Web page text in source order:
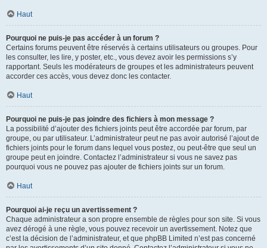
Haut
Pourquoi ne puis-je pas accéder à un forum ?
Certains forums peuvent être réservés à certains utilisateurs ou groupes. Pour
les consulter, les lire, y poster, etc., vous devez avoir les permissions s’y
rapportant. Seuls les modérateurs de groupes et les administrateurs peuvent
accorder ces accès, vous devez donc les contacter.
Haut
Pourquoi ne puis-je pas joindre des fichiers à mon message ?
La possibilité d’ajouter des fichiers joints peut être accordée par forum, par
groupe, ou par utilisateur. L’administrateur peut ne pas avoir autorisé l’ajout de
fichiers joints pour le forum dans lequel vous postez, ou peut-être que seul un
groupe peut en joindre. Contactez l’administrateur si vous ne savez pas
pourquoi vous ne pouvez pas ajouter de fichiers joints sur un forum.
Haut
Pourquoi ai-je reçu un avertissement ?
Chaque administrateur a son propre ensemble de règles pour son site. Si vous
avez dérogé à une règle, vous pouvez recevoir un avertissement. Notez que
c’est la décision de l’administrateur, et que phpBB Limited n’est pas concerné